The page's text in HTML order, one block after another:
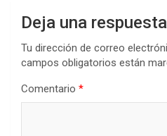
Deja una respuesta
Tu dirección de correo
campos obligatorios están
Comentario *